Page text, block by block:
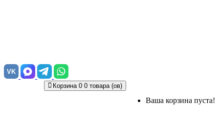
VK
Корзина 0 0 товара (ов)
Ваша корзина пуста!